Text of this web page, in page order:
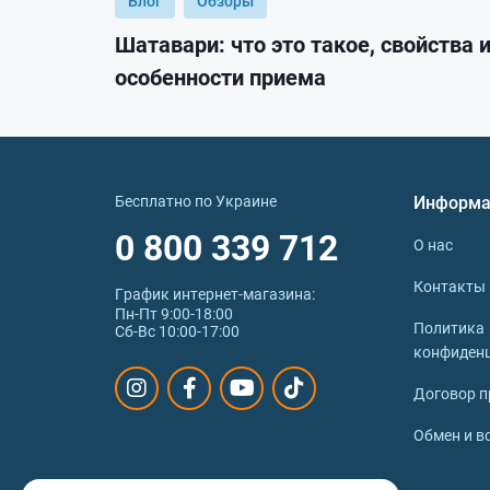
Шатавари: что это такое, свойства и
особенности приема
Бесплатно по Украине
0 800 339 712
График интернет‑магазина:
Пн-Пт 9:00-18:00
Сб-Вс 10:00-17:00
О нас
Контакты
Политика
Договор
Обмен и